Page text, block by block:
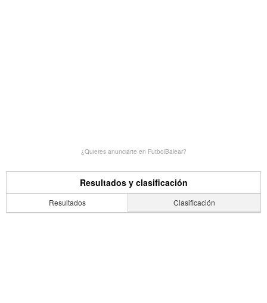
¿Quieres anunciarte en FutbolBalear?
Resultados y clasificación
Resultados Clasificación